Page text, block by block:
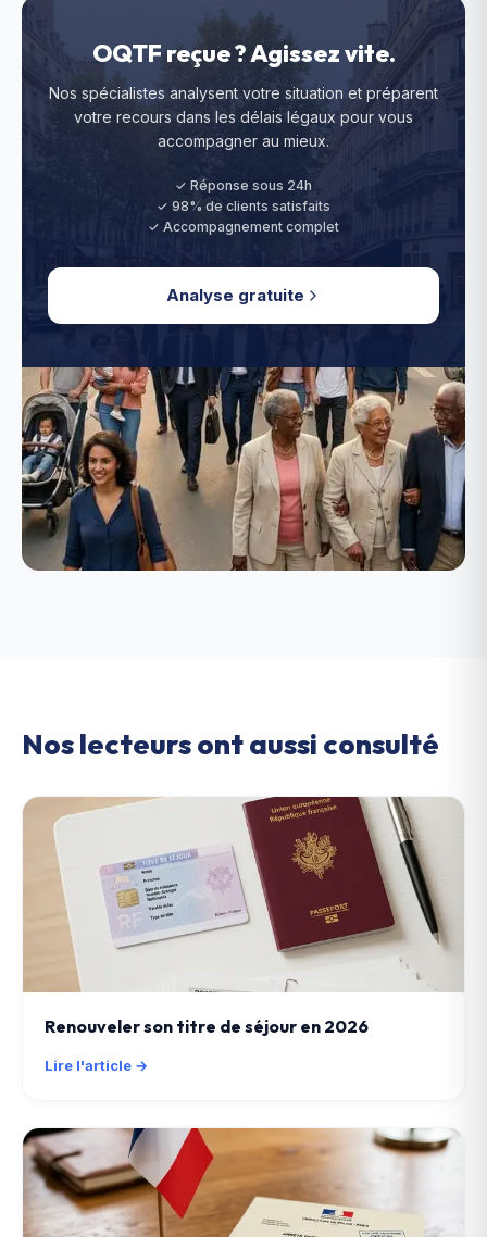
OQTF reçue ? Agissez vite.
Nos spécialistes analysent votre situation et préparent
votre recours dans les délais légaux pour vous
accompagner au mieux.
✓ Réponse sous 24h
✓ 98% de clients satisfaits
✓ Accompagnement complet
Analyse gratuite
Nos lecteurs ont aussi consulté
Renouveler son titre de séjour en 2026
Lire l'article →